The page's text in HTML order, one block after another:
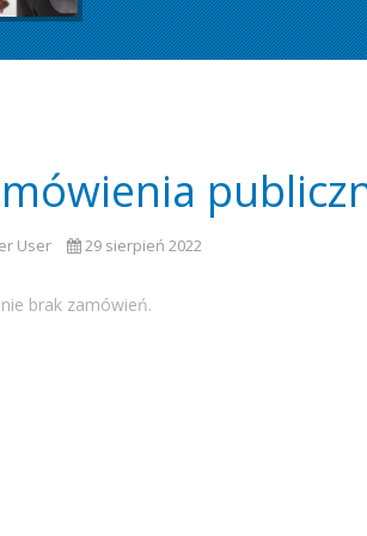
User 29 sierpień 2022
brak zamówień.